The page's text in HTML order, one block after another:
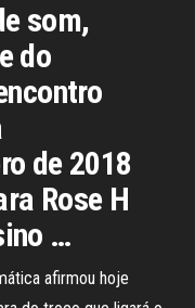
som,
do
de 2018
Rose H
…
afirmou hoje